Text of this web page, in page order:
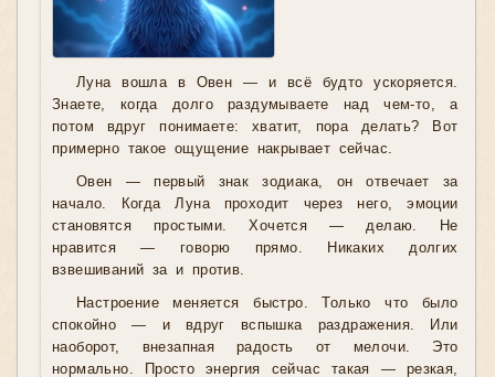
Луна вошла в Овен — и всё будто ускоряется.
Знаете, когда долго раздумываете над чем-то, а
потом вдруг понимаете: хватит, пора делать? Вот
примерно такое ощущение накрывает сейчас.
Овен — первый знак зодиака, он отвечает за
начало. Когда Луна проходит через него, эмоции
становятся простыми. Хочется — делаю. Не
нравится — говорю прямо. Никаких долгих
взвешиваний за и против.
Настроение меняется быстро. Только что было
спокойно — и вдруг вспышка раздражения. Или
наоборот, внезапная радость от мелочи. Это
нормально. Просто энергия сейчас такая — резкая,